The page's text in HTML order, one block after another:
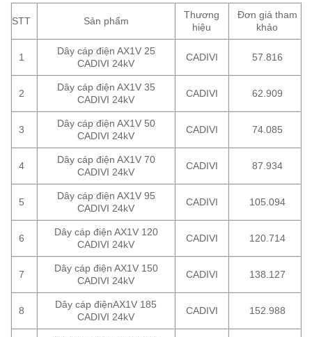
STT Sản phẩm
Thương
hiệu
Đơn giá tham
khảo
1
Dây cáp điện AX1V 25
CADIVI 24kV
CADIVI 57.816
2
Dây cáp điện AX1V 35
CADIVI 24kV
CADIVI 62.909
3
Dây cáp điện AX1V 50
CADIVI 24kV
CADIVI 74.085
4
Dây cáp điện AX1V 70
CADIVI 24kV
CADIVI 87.934
5
Dây cáp điện AX1V 95
CADIVI 24kV
CADIVI 105.094
6
Dây cáp điện AX1V 120
CADIVI 24kV
CADIVI 120.714
7
Dây cáp điện AX1V 150
CADIVI 24kV
CADIVI 138.127
8
Dây cáp điệnAX1V 185
CADIVI 24kV
CADIVI 152.988